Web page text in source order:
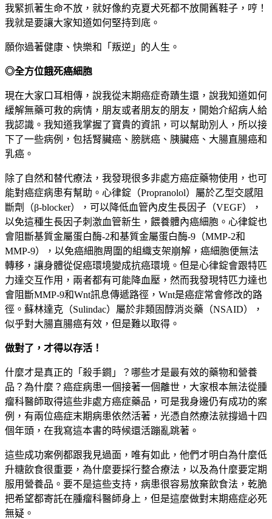
我緊抓著生命不放，就好像約克夏犬死都不放開舊鞋子，哼！
我就是要讓大家知道如何堅持到底。
願你過著健康、快樂和「叛逆」的人生。
◎全方位餓死癌細胞
現在大家口耳相傳，說我從末期癌症奇蹟生還，說我知道如何
緩解無藥可救的病情，朋友或者朋友的朋友，開始介紹病人給
我認識。我知道我掌握了寶貴的資訊，可以幫助別人，所以接
下了一些病例，包括腎臟癌、膀胱癌、胰臟癌、大腸直腸癌和
乳癌。
除了自然和替代療法，我發現很多非處方癌症藥物使用，也可
能對癌症病患有幫助。心律錠（Propranolol）屬於乙型交感阻
斷劑（β-blocker），可以降低血管內皮生長因子（VEGF），
以免這種生長因子刺激血管新生，餵養體內癌細胞。心律錠也
會阻斷基質金屬蛋白酶-2和基質金屬蛋白酶-9（MMP-2和
MMP-9），以免癌細胞周圍的組織支架崩解，癌細胞便無法
轉移，讓身體從促癌環境變成抗癌環境。但是心律錠會跟特匹
力達交互作用，兩者都有可能降血壓，然而我發現特匹力達也
會阻斷MMP-9和Wnt訊息傳遞路徑，Wnt是癌症常會修改的路
徑。蘇林達克（Sulindac）屬於非類固醇消炎藥（NSAID），
似乎對大腸直腸癌有效，但是難以取得。
做對了，才得以存活！
什麼才是真正的「殺手鐧」？哪些才是最有效的藥物和營養
品？為什麼？癌症病患一個接著一個離世，大家根本無法從腫
瘤科醫師取得這些非處方癌症藥品，可是我身邊仍有成功的案
例，有兩位癌症末期病患依然活著，光憑自然療法就撐過十四
個年頭，在我寫這本書的時候還活蹦亂跳著。
這些成功案例都跟我見過面，唯有如此，他們才明白為什麼低
升糖飲食很重要，為什麼要採行整合療法，以及為什麼要定期
服用營養品。要不是這些支持，病患很容易放棄飲食法，乾脆
把希望都寄託在腫瘤科醫師身上，但是這麼做對末期癌症必死
無疑。